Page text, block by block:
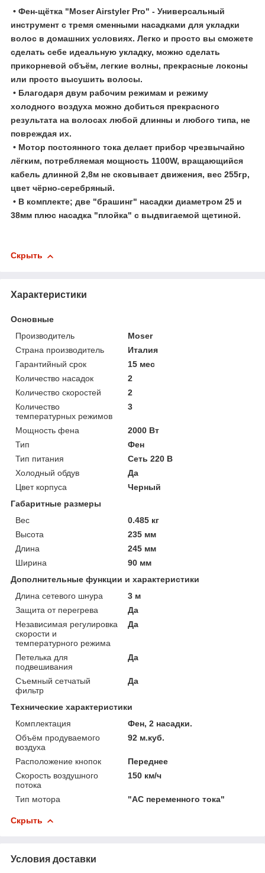
• Фен-щётка "Moser Airstyler Pro" - Универсальный
инструмент с тремя сменными насадками для укладки
волос в домашних условиях. Легко и просто вы сможете
сделать себе идеальную укладку, можно сделать
прикорневой объём, легкие волны, прекрасные локоны
или просто высушить волосы.
• Благодаря двум рабочим режимам и режиму
холодного воздуха можно добиться прекрасного
результата на волосах любой длинны и любого типа, не
повреждая их.
• Мотор постоянного тока делает прибор чрезвычайно
лёгким, потребляемая мощность 1100W, вращающийся
кабель длинной 2,8м не сковывает движения, вес 255гр,
цвет чёрно-серебряный.
• В комплекте; две "брашинг" насадки диаметром 25 и
38мм плюс насадка "плойка" с выдвигаемой щетиной.
Скрыть
Характеристики
Основные
Производитель
Moser
Страна производитель
Италия
Гарантийный срок
15 мес
Количество насадок
2
Количество скоростей
2
Количество
температурных режимов
3
Мощность фена
2000 Вт
Тип
Фен
Тип питания
Сеть 220 В
Холодный обдув
Да
Цвет корпуса
Черный
Габаритные размеры
Вес
0.485 кг
Высота
235 мм
Длина
245 мм
Ширина
90 мм
Дополнительные функции и характеристики
Длина сетевого шнура
3 м
Защита от перегрева
Да
Независимая регулировка
скорости и
температурного режима
Да
Петелька для
подвешивания
Да
Съемный сетчатый
фильтр
Да
Технические характеристики
Комплектация
Фен, 2 насадки.
Объём продуваемого
воздуха
92 м.куб.
Расположение кнопок
Переднее
Скорость воздушного
потока
150 км/ч
Тип мотора "AC переменного тока"
Скрыть
Условия доставки